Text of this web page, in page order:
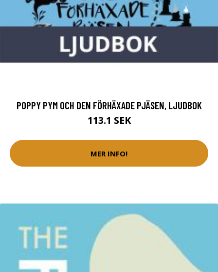
POPPY PYM OCH DEN FÖRHÄXADE PJÄSEN, LJUDBOK
113.1 SEK
MER INFO!